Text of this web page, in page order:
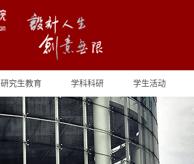
研究生教育 学科科研 学生活动